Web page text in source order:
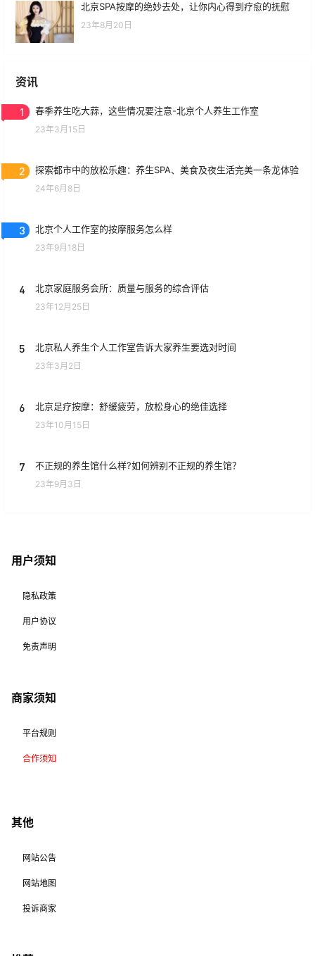
北京SPA按摩的绝妙去处，让你内心得到疗愈的抚慰
23年8月20日
资讯
1 春季养生吃大蒜，这些情况要注意-北京个人养生工作室
23年3月15日
2 探索都市中的放松乐趣：养生SPA、美食及夜生活完美一条龙体验
24年6月8日
3 北京个人工作室的按摩服务怎么样
23年9月18日
4 北京家庭服务会所：质量与服务的综合评估
23年12月25日
5 北京私人养生个人工作室告诉大家养生要选对时间
23年3月2日
6 北京足疗按摩：舒缓疲劳，放松身心的绝佳选择
23年10月15日
7 不正规的养生馆什么样?如何辨别不正规的养生馆？
23年9月3日
用户须知
隐私政策
用户协议
免责声明
商家须知
平台规则
合作须知
其他
网站公告
网站地图
投诉商家